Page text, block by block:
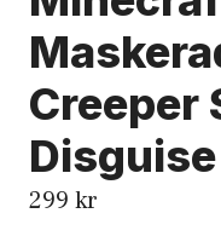
Creeper
Disguise
299 kr